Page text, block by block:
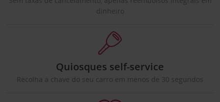
dinheiro
Quiosques self-service
Recolha a chave do seu carro em menos de 30 segundos